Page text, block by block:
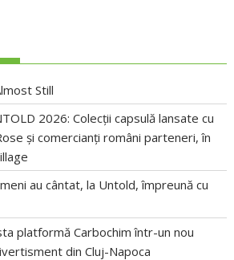
Still
2026: Colecții capsulă lansate cu
și comercianți români parteneri, în
au cântat, la Untold, împreună cu
platformă Carbochim într-un nou
din Cluj-Napoca